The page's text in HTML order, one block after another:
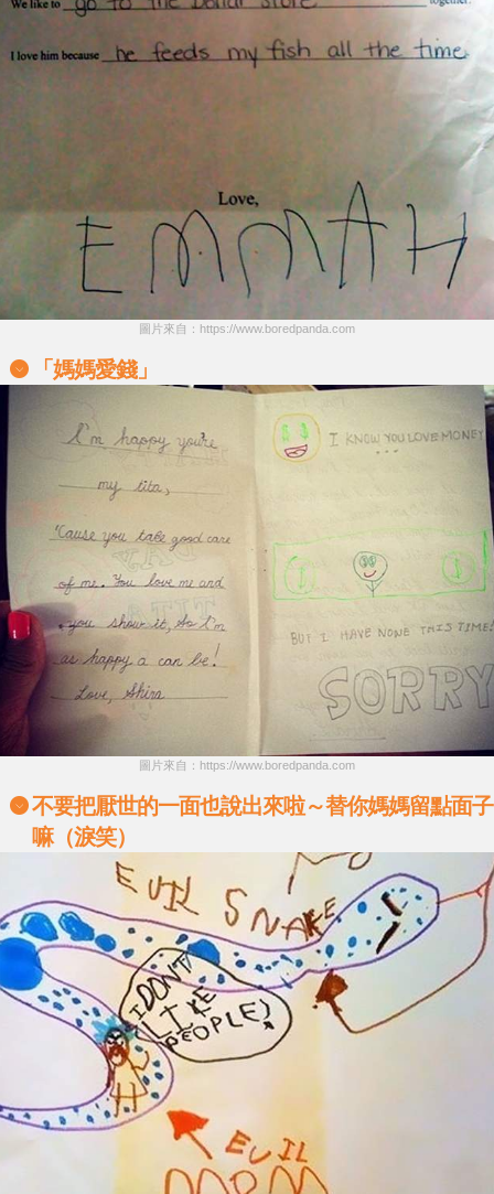
圖片來自：https://www.boredpanda.com
「媽媽愛錢」
圖片來自：https://www.boredpanda.com
不要把厭世的一面也說出來啦～替你媽媽留點面子
嘛（淚笑）